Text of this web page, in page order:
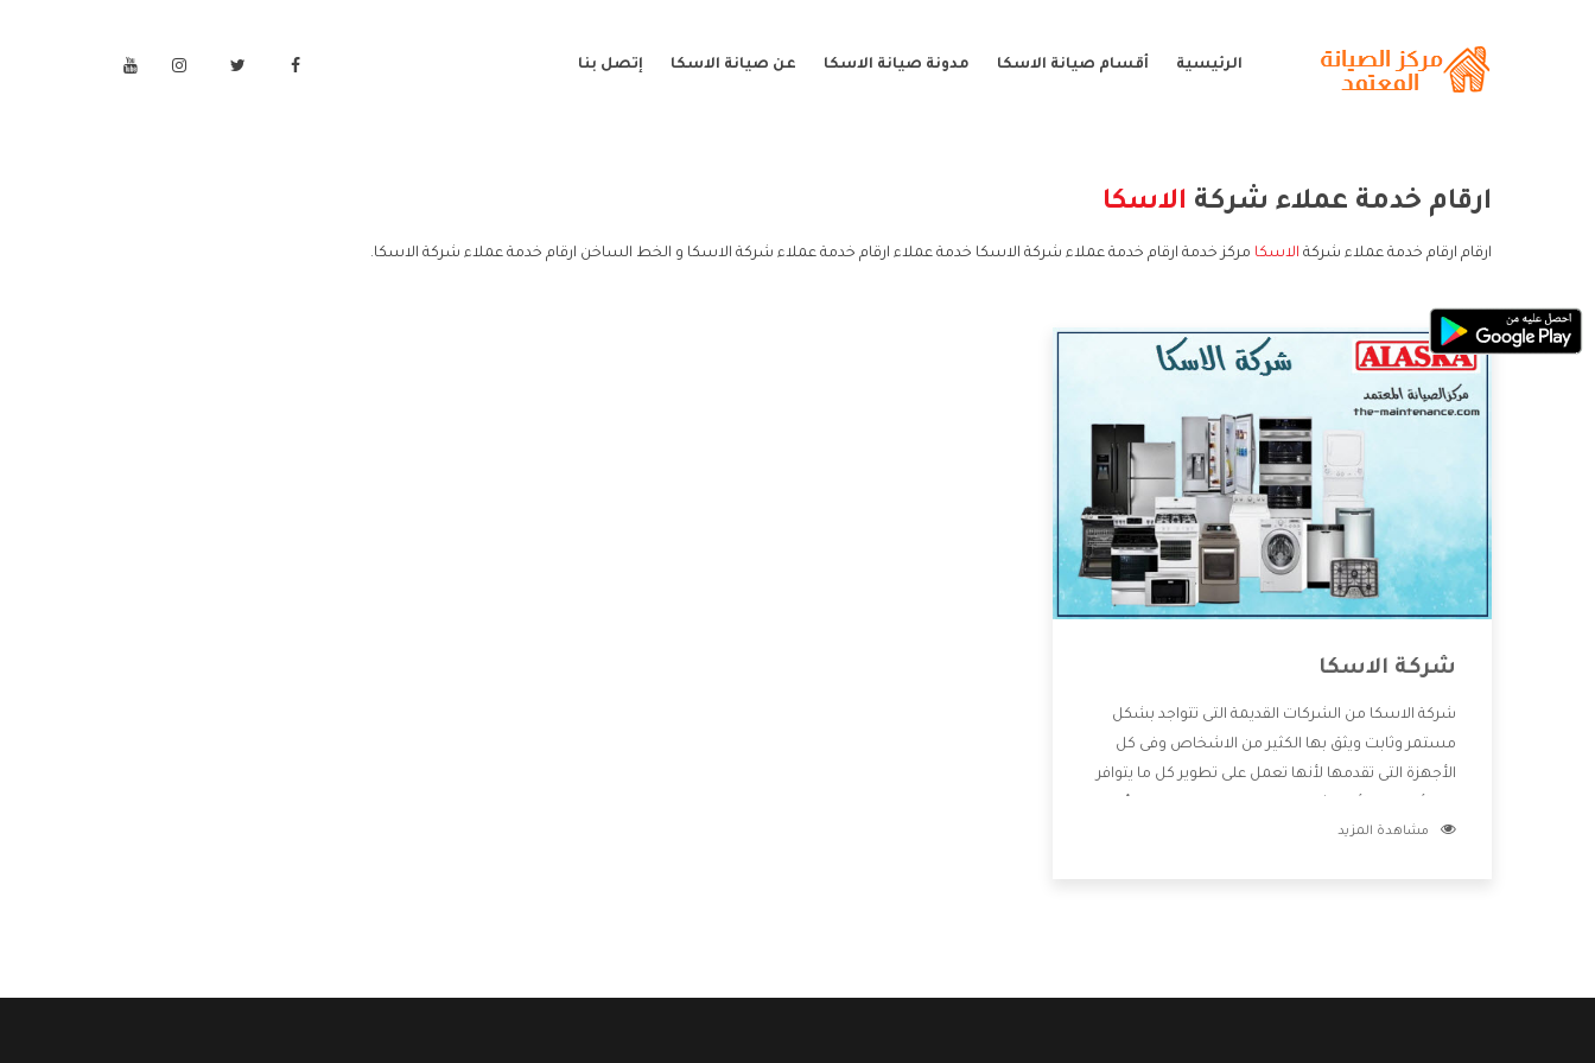
الرئيسية أقسام صيانة الاسكا مدونة صيانة الاسكا عن صيانة الاسكا إتصل بنا
ارقام خدمة عملاء شركة الاسكا
ارقام ارقام خدمة عملاء شركة الاسكا مركز خدمة ارقام خدمة عملاء شركة الاسكا خدمة عملاء ارقام خدمة عملاء شركة الاسكا و الخط الساخن ارقام خدمة عملاء شركة الاسكا.
شركة الاسكا
شركة الاسكا من الشركات القديمة التى تتواجد بشكل
مستمر وثابت ويثق بها الكثير من الاشخاص وفى كل
الأجهزة التى تقدمها لأنها تعمل على تطوير كل ما يتوافر
خدمات ما بعد البيع مع المنتجات وتقدم للعملاء أقوى
مشاهدة المزيد